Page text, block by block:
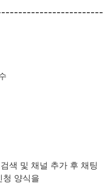
검색 및 채널 추가 후 채팅
청 양식을